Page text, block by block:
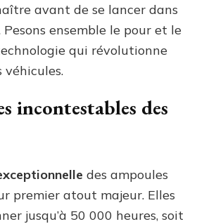
avant de se lancer dans
ensemble le pour et le
qui révolutionne
véhicules.
incontestables des
des ampoules
premier atout majeur. Elles
jusqu’à 50 000 heures, soit